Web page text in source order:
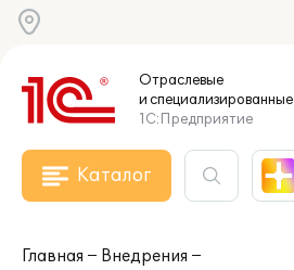
Отраслевые
и специализированные
1С:Предприятие
Каталог
Главная
Внедрения